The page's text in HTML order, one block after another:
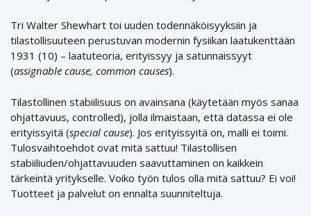
Tri Walter Shewhart toi uuden todennäköisyyksiin ja
tilastollisuuteen perustuvan modernin fysiikan laatukenttään
1931 (10) – laatuteoria, erityissyy ja satunnaissyyt
(assignable cause, common causes).
Tilastollinen stabiilisuus on avainsana (käytetään myös sanaa
ohjattavuus, controlled), jolla ilmaistaan, että datassa ei ole
erityissyitä (special cause). Jos erityissyitä on, malli ei toimi.
Tulosvaihtoehdot ovat mitä sattuu! Tilastollisen
stabiiliuden/ohjattavuuden saavuttaminen on kaikkein
tärkeintä yritykselle. Voiko työn tulos olla mitä sattuu? Ei voi!
Tuotteet ja palvelut on ennalta suunniteltuja.